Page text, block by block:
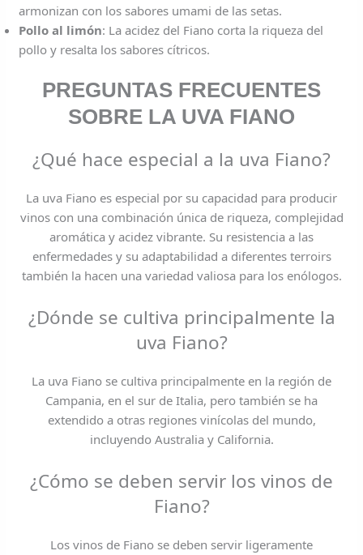
armonizan con los sabores umami de las setas.
Pollo al limón: La acidez del Fiano corta la riqueza del
pollo y resalta los sabores cítricos.
PREGUNTAS FRECUENTES
SOBRE LA UVA FIANO
¿Qué hace especial a la uva Fiano?
La uva Fiano es especial por su capacidad para producir
vinos con una combinación única de riqueza, complejidad
aromática y acidez vibrante. Su resistencia a las
enfermedades y su adaptabilidad a diferentes terroirs
también la hacen una variedad valiosa para los enólogos.
¿Dónde se cultiva principalmente la
uva Fiano?
La uva Fiano se cultiva principalmente en la región de
Campania, en el sur de Italia, pero también se ha
extendido a otras regiones vinícolas del mundo,
incluyendo Australia y California.
¿Cómo se deben servir los vinos de
Fiano?
Los vinos de Fiano se deben servir ligeramente